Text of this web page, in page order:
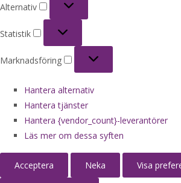
Alternativ
Statistik
Marknadsföring
Hantera alternativ
Hantera tjänster
Hantera {vendor_count}-leverantörer
Läs mer om dessa syften
Acceptera Neka Visa